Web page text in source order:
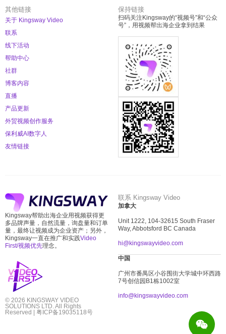
其他链接
关于 Kingsway Video
联系
线下活动
帮助中心
社群
博客内容
直播
产品更新
外贸视频创作服务
保利威AI数字人
友情链接
保持链接
扫码关注Kingsway的“视频号”和“公众
号”，用视频帮出海企业拿到结果
Kingsway帮助出海企业用视频获得更
多品牌声量，自然流量，询盘量和订单
量，最终让视频成为企业资产；另外，
Kingsway一直在推广和实践Video
First/视频优先理念。
© 2026 KINGSWAY VIDEO
SOLUTIONS LTD. All Rights
Reserved | 粤ICP备19035118号
联系 Kingsway Video
加拿大
Unit 1222, 104-32615 South Fraser
Way, Abbotsford BC Canada
hi@kingswayvideo.com
中国
广州市番禺区小谷围街大学城中环西路
7号创信园B1 栋1002室
info@kingswayvideo.com